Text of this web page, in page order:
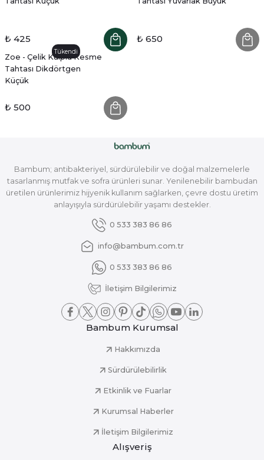
₺ 425 ₺ 650
Tükendi
Zoe - Çelik Kulplu Kesme
Tahtası Dikdörtgen
Küçük
₺ 500
Bambum; antibakteriyel, sürdürülebilir ve doğal malzemelerle
tasarlanmış mutfak ve sofra ürünleri sunar. Yenilenebilir bambudan
üretilen ürünlerimiz hijyenik kullanım sağlarken, çevre dostu üretim
anlayışıyla sürdürülebilir yaşamı destekler.
0 533 383 86 86
info@bambum.com.tr
0 533 383 86 86
İletişim Bilgilerimiz
Bambum Kurumsal
Hakkımızda
Sürdürülebilirlik
Etkinlik ve Fuarlar
Kurumsal Haberler
İletişim Bilgilerimiz
Alışveriş